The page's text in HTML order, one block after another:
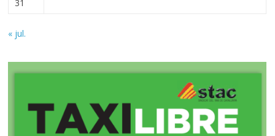
31
« jul.